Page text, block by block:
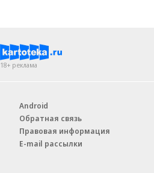
18+ реклама
Android
Обратная связь
Правовая информация
E-mail рассылки